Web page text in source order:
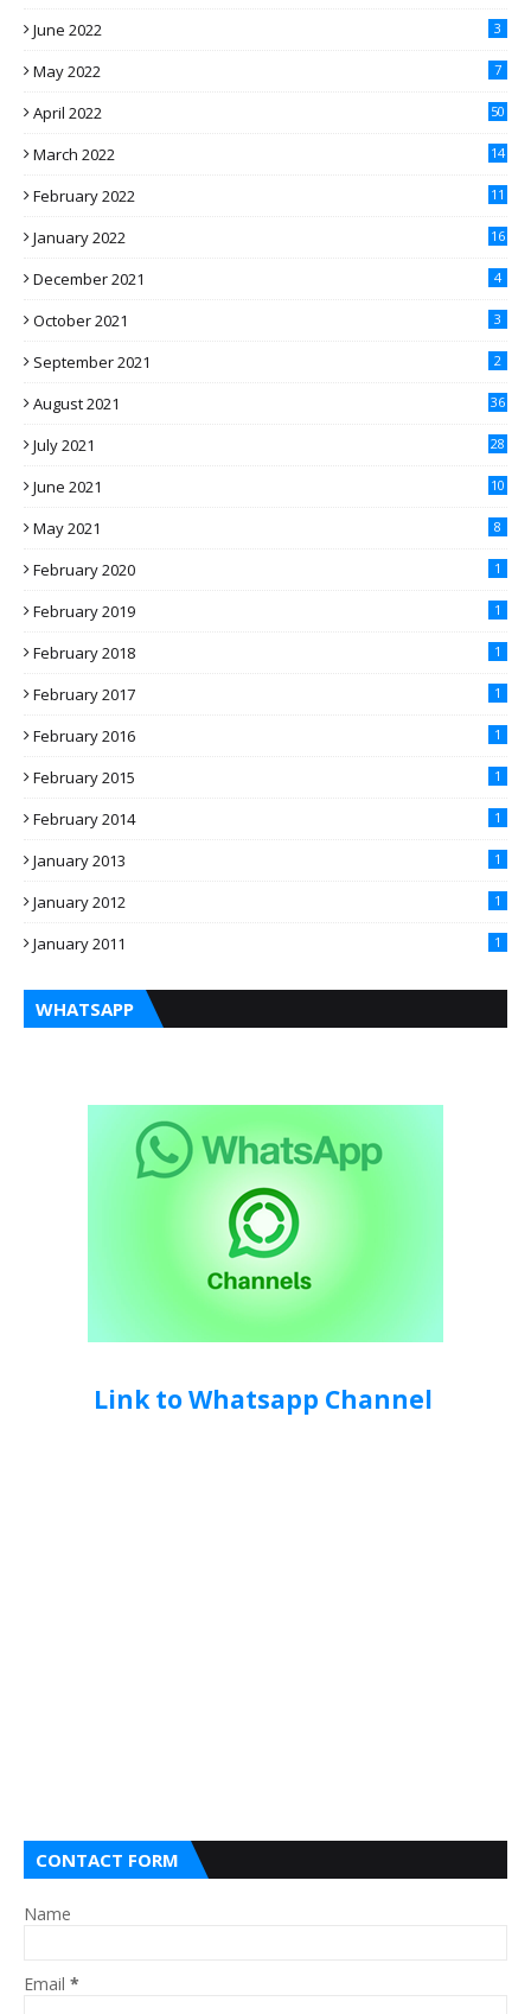
June 2022 3
May 2022 7
April 2022 50
March 2022 14
February 2022 11
January 2022 16
December 2021 4
October 2021 3
September 2021 2
August 2021 36
July 2021 28
June 2021 10
May 2021 8
February 2020 1
February 2019 1
February 2018 1
February 2017 1
February 2016 1
February 2015 1
February 2014 1
January 2013 1
January 2012 1
January 2011 1
WHATSAPP
Link to Whatsapp Channel
CONTACT FORM
Name
Email *